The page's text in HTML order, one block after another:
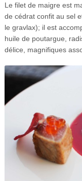
Le filet de maigre est
de cédrat confit au sel
le gravlax); il est
huile de poutargue,
délice, magnifiques